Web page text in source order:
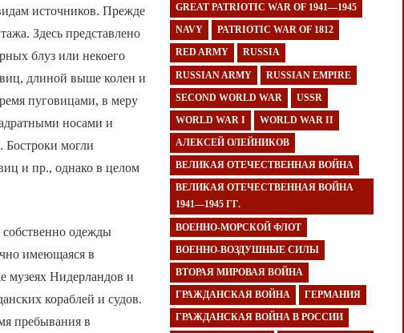
источников. Прежде
Здесь представлено
блуз или некоего
длиной выше колен и
пуговицами, в меру
носами и
могли
и пр., однако в целом
одежды
имеющаяся в
музеях Нидерландов и
кораблей и судов.
пребывания в
GREAT PATRIOTIC WAR OF 1941—1945
NAVY PATRIOTIC WAR OF 1812
RED ARMY RUSSIA
RUSSIAN ARMY RUSSIAN EMPIRE
SECOND WORLD WAR USSR
WORLD WAR I WORLD WAR II
АЛЕКСЕЙ ОЛЕЙНИКОВ
ВЕЛИКАЯ ОТЕЧЕСТВЕННАЯ ВОЙНА
ВЕЛИКАЯ ОТЕЧЕСТВЕННАЯ ВОЙНА
1941—1945 ГГ.
ВОЕННО-МОРСКОЙ ФЛОТ
ВОЕННО-ВОЗДУШНЫЕ СИЛЫ
ВТОРАЯ МИРОВАЯ ВОЙНА
ГРАЖДАНСКАЯ ВОЙНА ГЕРМАНИЯ
ГРАЖДАНСКАЯ ВОЙНА В РОССИИ